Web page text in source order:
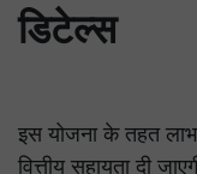
डिटेल्स
इस योजना के तहत
वित्तीय सहायता दी